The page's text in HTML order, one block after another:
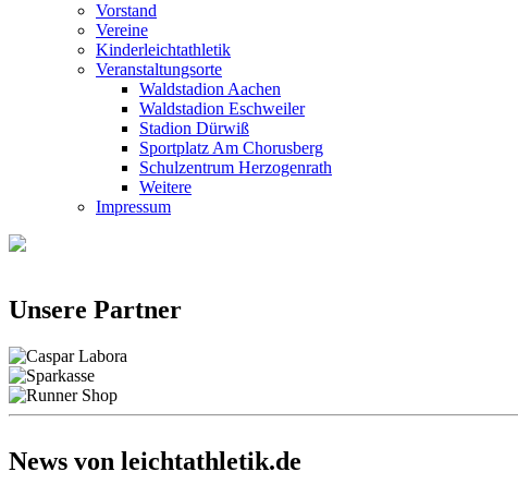
Vorstand
Vereine
Kinderleichtathletik
Veranstaltungsorte
Waldstadion Aachen
Waldstadion Eschweiler
Stadion Dürwiß
Sportplatz Am Chorusberg
Schulzentrum Herzogenrath
Weitere
Impressum
Unsere Partner
News von leichtathletik.de